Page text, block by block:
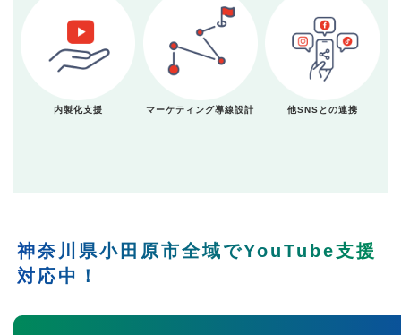
内製化支援 マーケティング導線設計 他SNSとの連携
神奈川県小田原市全域でYouTube支援
対応中！